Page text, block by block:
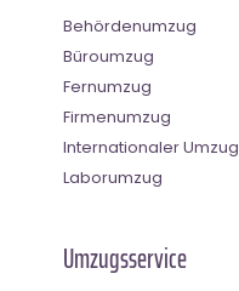
Behördenumzug
Büroumzug
Fernumzug
Firmenumzug
Internationaler Umzug
Laborumzug
Umzugsservice